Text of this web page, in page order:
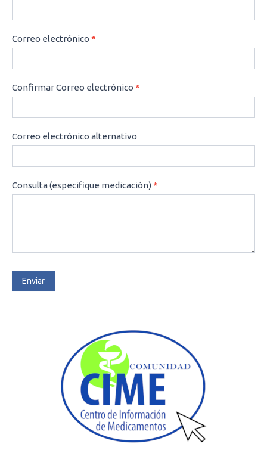
Correo electrónico *
Confirmar Correo electrónico *
Correo electrónico alternativo
Consulta (especifique medicación)*
Enviar